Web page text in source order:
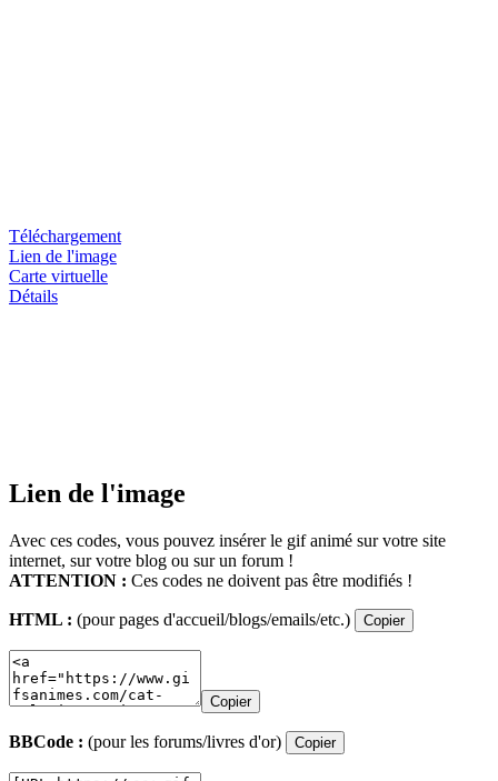
Téléchargement
Lien de l'image
Carte virtuelle
Détails
Lien de l'image
Avec ces codes, vous pouvez insérer le gif animé sur votre site
internet, sur votre blog ou sur un forum !
ATTENTION : Ces codes ne doivent pas être modifiés !
HTML : (pour pages d'accueil/blogs/emails/etc.) Copier
Copier
BBCode : (pour les forums/livres d'or) Copier